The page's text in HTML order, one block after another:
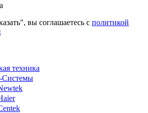
вы соглашаетесь с политикой
техника
Системы